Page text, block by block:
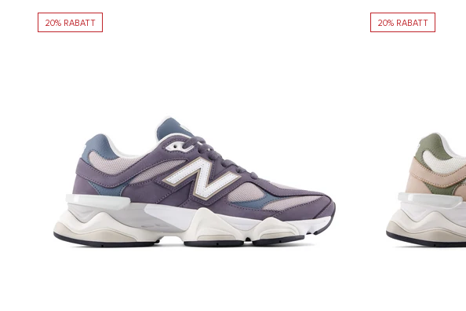
20% RABATT 20% RABATT